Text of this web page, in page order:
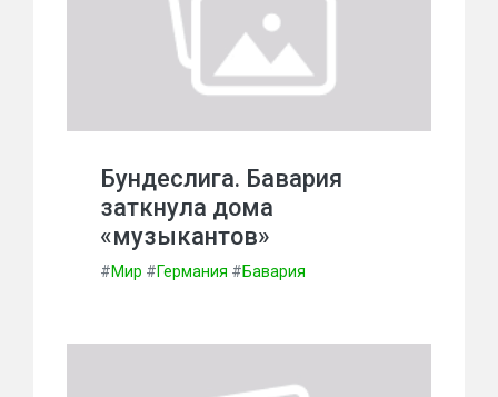
Бундеслига. Бавария
заткнула дома
«музыкантов»
#Мир #Германия #Бавария